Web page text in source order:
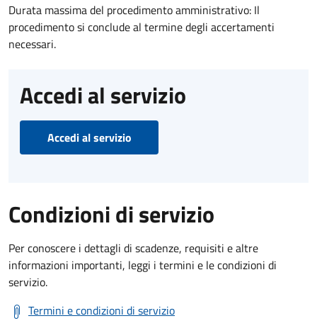
Durata massima del procedimento amministrativo: Il
procedimento si conclude al termine degli accertamenti
necessari.
Accedi al servizio
Accedi al servizio
Condizioni di servizio
Per conoscere i dettagli di scadenze, requisiti e altre
informazioni importanti, leggi i termini e le condizioni di
servizio.
Termini e condizioni di servizio